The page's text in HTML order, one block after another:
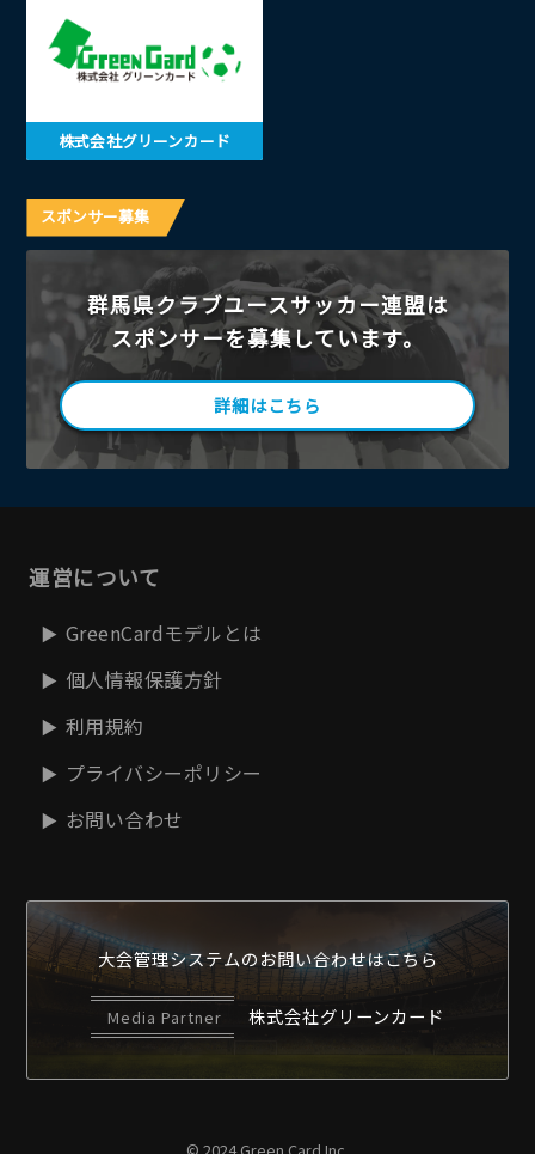
株式会社グリーンカード
スポンサー募集
群馬県クラブユースサッカー連盟は
スポンサーを募集しています。
詳細はこちら
運営について
GreenCardモデルとは
個人情報保護方針
利用規約
プライバシーポリシー
お問い合わせ
大会管理システムのお問い合わせはこちら
Media Partner 株式会社グリーンカード